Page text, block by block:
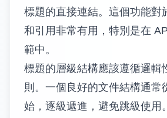
標題的直接連結。這個功能對
和引用非常有用，特別是在
範中。
標題的層級結構應該遵循邏輯
則。一個良好的文件結構通常
始，逐級遞進，避免跳級使用